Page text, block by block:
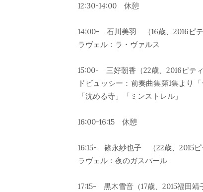
12:30-14:00 休憩
14:00- 石川美羽 （16歳、2016ピテ
ラヴェル：ラ・ヴァルス
15:00- 三好朝香（22歳、2016ピテ
ドビュッシー：前奏曲集第1集より
「沈める寺」「ミンストレル」
16:00-16:15 休憩
16:15- 篠永紗也子 （22歳、2015ピ
ラヴェル：夜のガスパール
17:15- 黒木雪音（17歳、2015福田